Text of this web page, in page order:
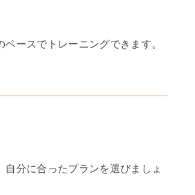
ースでトレーニングできます。
分に合ったプランを選びましょ